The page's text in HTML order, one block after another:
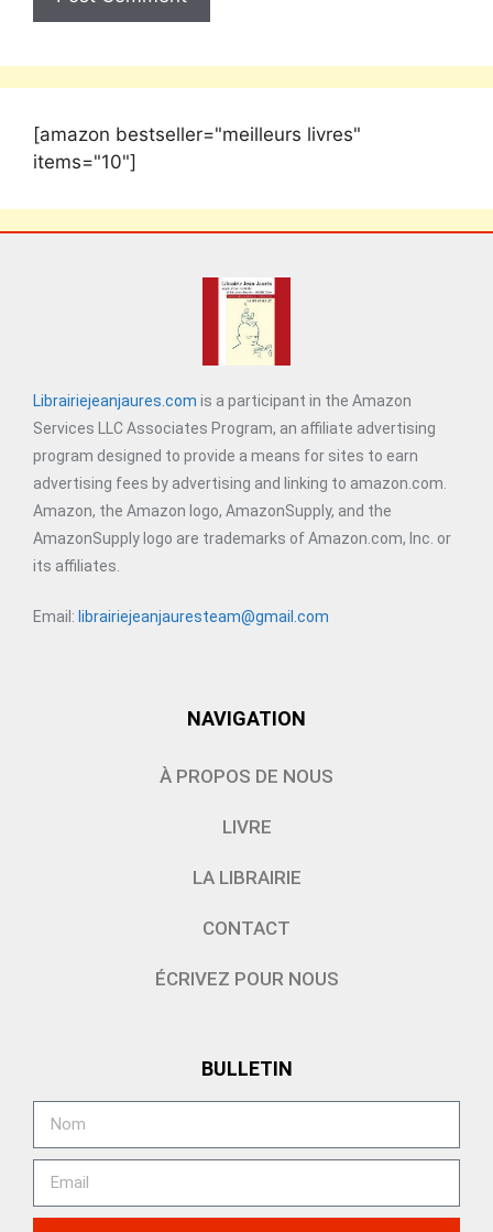
[amazon bestseller="meilleurs livres"
items="10"]
Librairiejeanjaures.com is a participant in the Amazon
Services LLC Associates Program, an affiliate advertising
program designed to provide a means for sites to earn
advertising fees by advertising and linking to amazon.com.
Amazon, the Amazon logo, AmazonSupply, and the
AmazonSupply logo are trademarks of Amazon.com, Inc. or
its affiliates.
Email: librairiejeanjauresteam@gmail.com
NAVIGATION
À PROPOS DE NOUS
LIVRE
LA LIBRAIRIE
CONTACT
ÉCRIVEZ POUR NOUS
BULLETIN